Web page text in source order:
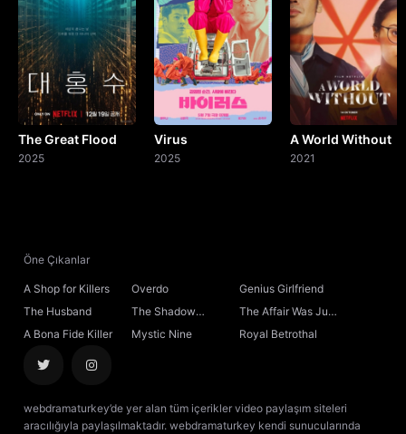
The Great Flood
2025
Virus
2025
A World Without
2021
Öne Çıkanlar
A Shop for Killers Overdo
Genius Girlfriend
The Husband
The Shadow
Sovereign
The Affair Was Just
the Beginning
A Bona Fide Killer Mystic Nine Royal Betrothal
webdramaturkey’de yer alan tüm içerikler video paylaşım siteleri
aracılığıyla paylaşılmaktadır. webdramaturkey kendi sunucularında